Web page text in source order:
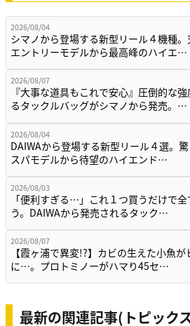
2026/08/04
シマノから登場する新型リール４機種。
エントリーモデルから最高峰のハイエ…
2026/08/07
『大事な道具もこれで安心』圧倒的な
るタックルバッグがシマノから発売。…
2026/08/04
DAIWAから登場する新型リール４選。
スパモデルから待望のハイエンド…
2026/08/03
「便利すぎる…」これ１つ買うだけで
う。DAIWAから発売されるタック…
2026/08/07
【霞ヶ浦で異変!?】カビの生えた小魚が
に…。プロトミノーがハマり45セ…
最新の関連記事(トピック